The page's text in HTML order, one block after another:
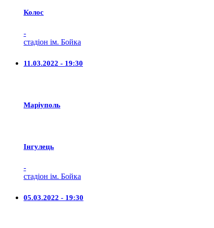
Колос
-
стадіон ім. Бойка
11.03.2022 - 19:30
Маріуполь
Iнгулець
-
стадіон ім. Бойка
05.03.2022 - 19:30